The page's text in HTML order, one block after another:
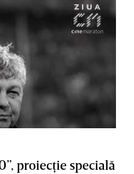
proiecţie specială